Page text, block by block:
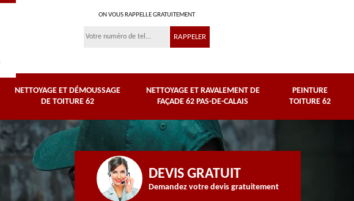
ON VOUS RAPPELLE GRATUITEMENT
NETTOYAGE ET DÉMOUSSAGE
DE TOITURE 62
NETTOYAGE ET RAVALEMENT DE
FAÇADE 62 PAS-DE-CALAIS
PEINTURE
TOITURE 62
DEVIS GRATUIT
Demandez votre devis gratuitement